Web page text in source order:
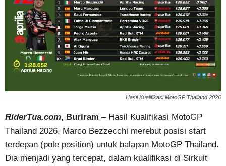
Hasil Kualifikasi MotoGP Thailand 2026
RiderTua.com, Buriram – Hasil Kualifikasi MotoGP
Thailand 2026, Marco Bezzecchi merebut posisi start
terdepan (pole position) untuk balapan MotoGP Thailand.
Dia menjadi yang tercepat, dalam kualifikasi di Sirkuit